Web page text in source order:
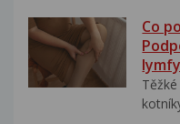
Co
lymfy